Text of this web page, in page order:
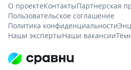
О проектеКонтактыПартнерская
Пользовательское соглашение
Политика конфиденциальности
Наши экспертыНаши вакансии